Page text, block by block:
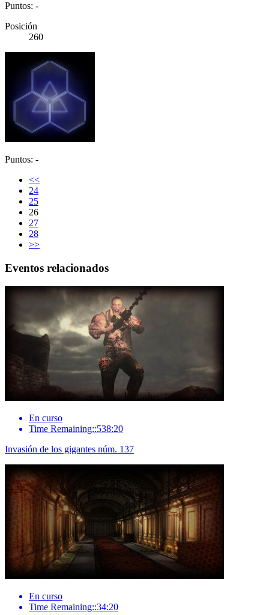
Puntos: -
Posición
260
Puntos: -
<<
24
25
26
27
28
>>
Eventos relacionados
En curso
Time Remaining::538:20
Invasión de los gigantes núm. 137
En curso
Time Remaining::34:20